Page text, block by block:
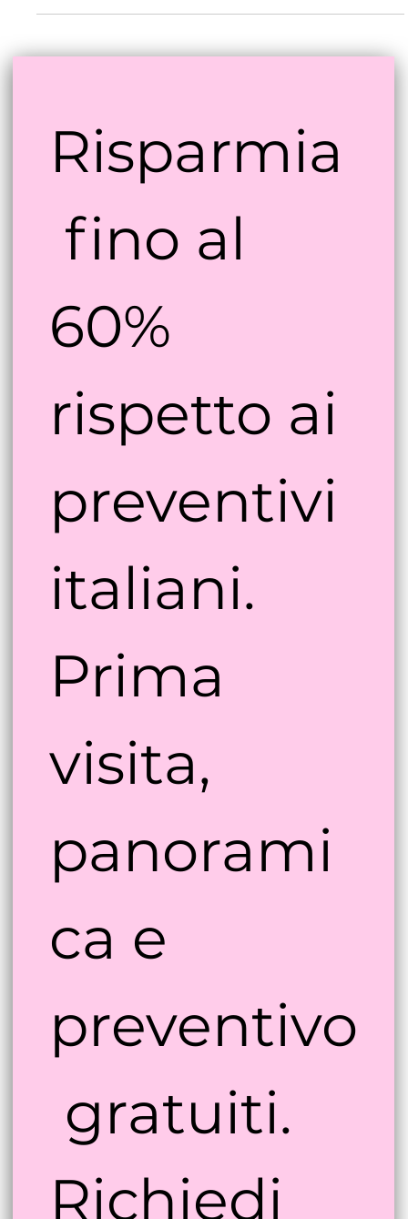
linguaggio universale che influenza il modo in cui ci
cure, la tecnologia più avanzata e un team che
Risparmia
fino al
60%
rispetto ai
preventivi
italiani.
Prima
visita,
panorami
ca e
preventivo